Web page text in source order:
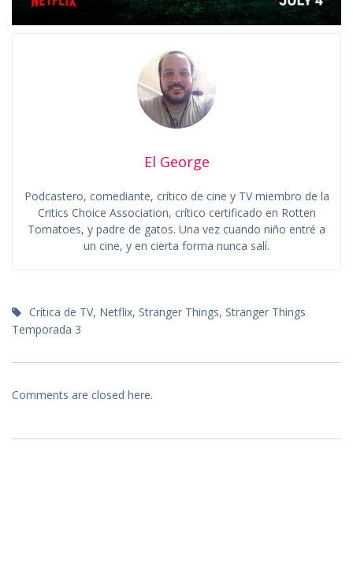
El George
Podcastero, comediante, crítico de cine y TV miembro de la
Critics Choice Association, crítico certificado en Rotten
Tomatoes, y padre de gatos. Una vez cuando niño entré a
un cine, y en cierta forma nunca salí.
Crítica de TV, Netflix, Stranger Things, Stranger Things
Temporada 3
Comments are closed here.